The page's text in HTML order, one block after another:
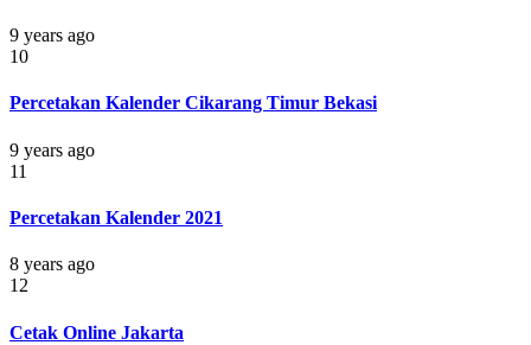
9 years ago
10
Percetakan Kalender Cikarang Timur Bekasi
9 years ago
11
Percetakan Kalender 2021
8 years ago
12
Cetak Online Jakarta